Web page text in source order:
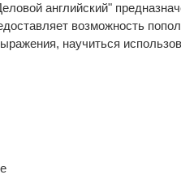
английский"
возможность
научиться